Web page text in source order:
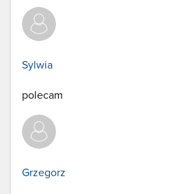
Sylwia
polecam
Grzegorz